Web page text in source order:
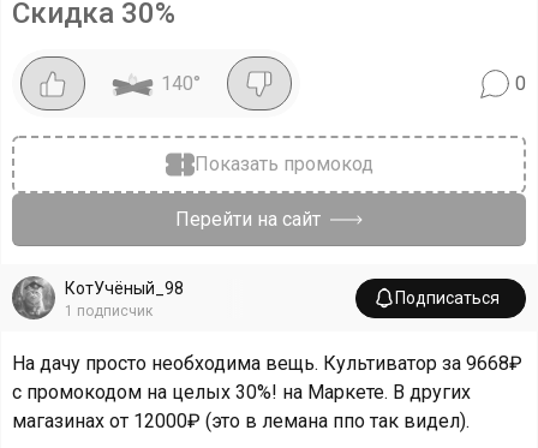
Скидка 30%
140° 0
Показать промокод
Перейти на сайт
КотУчёный_98
1 подписчик
Подписаться
На дачу просто необходима вещь. Культиватор за 9668₽
с промокодом на целых 30%! на Маркете. В других
магазинах от 12000₽ (это в лемана ппо так видел).